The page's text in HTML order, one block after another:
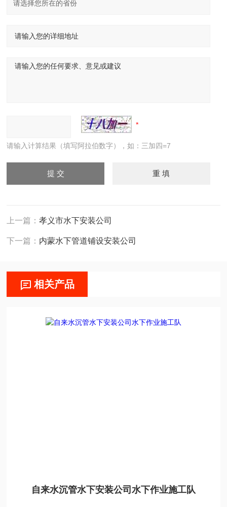
请输入计算结果（填写阿拉伯数字），如：三加四=7
上一篇：孝义市水下安装公司
下一篇： 内蒙水下管道铺设安装公司
相关产品
自来水沉管水下安装公司水下作业施工队